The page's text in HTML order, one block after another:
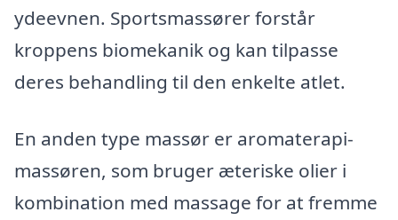
ydeevnen. Sportsmassører forstår
kroppens biomekanik og kan tilpasse
deres behandling til den enkelte atlet.
En anden type massør er aromaterapi-
massøren, som bruger æteriske olier i
kombination med massage for at fremme